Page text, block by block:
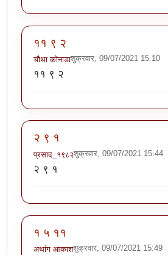
११ ९ २
चौथा कोनाडाशुक्रवार, 09/07/2021 15:10
११ ९ २
२ ९ १
प्रसाद_१९८२शुक्रवार, 09/07/2021 15:44
२ ९ १
१ ५ ११
अथांग आकाशशुक्रवार, 09/07/2021 15:49